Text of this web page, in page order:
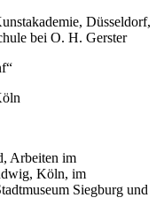
Düsseldorf,
bei O. H. Gerster
Arbeiten im
Köln, im
Siegburg und